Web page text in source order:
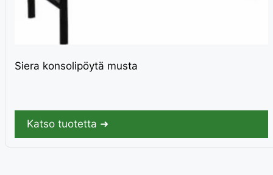
Siera konsolipöytä musta
Katso tuotetta ➜